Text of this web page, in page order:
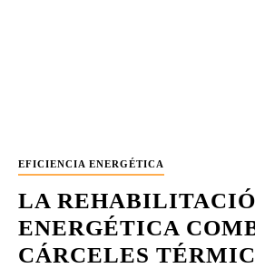
EFICIENCIA ENERGÉTICA
LA
ENERGÉTICA
CÁRCELES